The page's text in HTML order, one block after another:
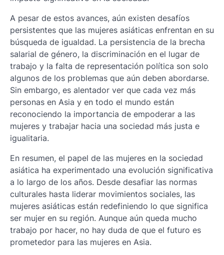
A pesar de estos avances, aún existen desafíos
persistentes que las mujeres asiáticas enfrentan en su
búsqueda de igualdad. La persistencia de la brecha
salarial de género, la discriminación en el lugar de
trabajo y la falta de representación política son solo
algunos de los problemas que aún deben abordarse.
Sin embargo, es alentador ver que cada vez más
personas en Asia y en todo el mundo están
reconociendo la importancia de empoderar a las
mujeres y trabajar hacia una sociedad más justa e
igualitaria.
En resumen, el papel de las mujeres en la sociedad
asiática ha experimentado una evolución significativa
a lo largo de los años. Desde desafiar las normas
culturales hasta liderar movimientos sociales, las
mujeres asiáticas están redefiniendo lo que significa
ser mujer en su región. Aunque aún queda mucho
trabajo por hacer, no hay duda de que el futuro es
prometedor para las mujeres en Asia.